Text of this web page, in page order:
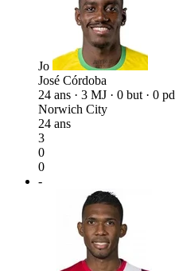
Jo
José Córdoba
24 ans · 3 MJ · 0 but · 0 pd
Norwich City
24 ans
3
0
0
-